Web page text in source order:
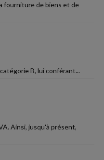
fourniture de biens et de
B, lui conférant...
Ainsi, jusqu'à présent,